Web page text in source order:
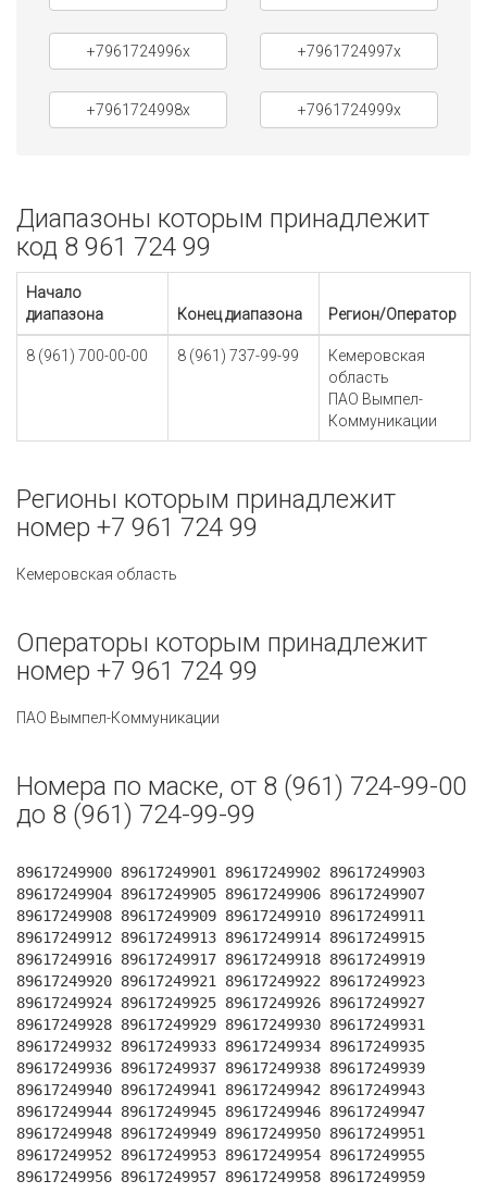
+7961724996x +7961724997x
+7961724998x +7961724999x
Диапазоны которым принадлежит
код 8 961 724 99
Начало
диапазона
Конец диапазона Регион/Оператор
8 (961) 700-00-00 8 (961) 737-99-99
Кемеровская
область
ПАО Вымпел-
Коммуникации
Регионы которым принадлежит
номер +7 961 724 99
Кемеровская область
Операторы которым принадлежит
номер +7 961 724 99
ПАО Вымпел-Коммуникации
Номера по маске, от 8 (961) 724-99-00
до 8 (961) 724-99-99
89617249900 89617249901 89617249902 89617249903
89617249904 89617249905 89617249906 89617249907
89617249908 89617249909 89617249910 89617249911
89617249912 89617249913 89617249914 89617249915
89617249916 89617249917 89617249918 89617249919
89617249920 89617249921 89617249922 89617249923
89617249924 89617249925 89617249926 89617249927
89617249928 89617249929 89617249930 89617249931
89617249932 89617249933 89617249934 89617249935
89617249936 89617249937 89617249938 89617249939
89617249940 89617249941 89617249942 89617249943
89617249944 89617249945 89617249946 89617249947
89617249948 89617249949 89617249950 89617249951
89617249952 89617249953 89617249954 89617249955
89617249956 89617249957 89617249958 89617249959